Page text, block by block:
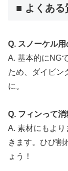
■ よくあ
Q. スノーケル
A. 基本的にNG
ため、ダイビン
に。
Q. フィンって消
A. 素材にもよ
きます。ひび割
ょう！